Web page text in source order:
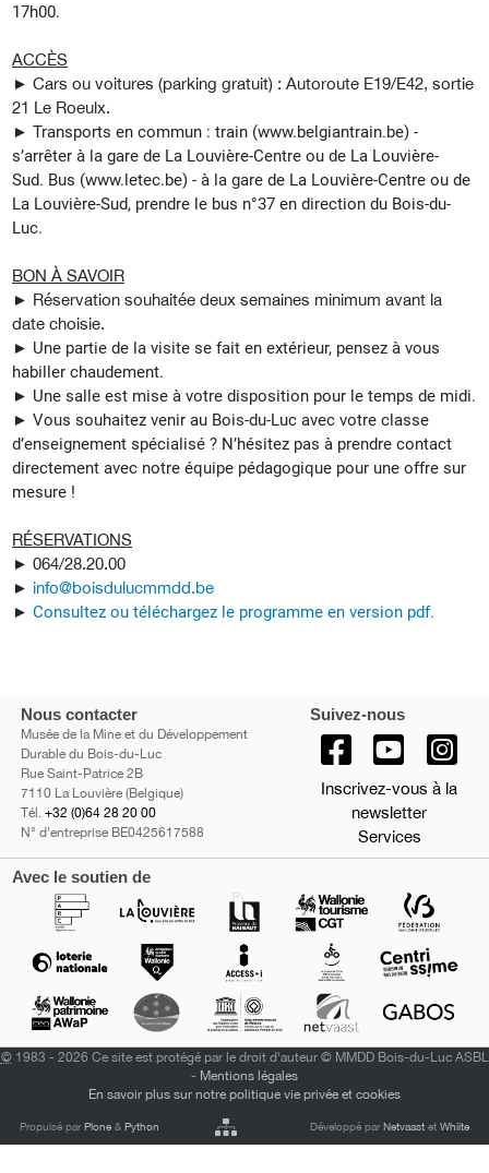
17h00.
ACCÈS
► Cars ou voitures (parking gratuit) : Autoroute E19/E42, sortie
21 Le Roeulx.
► Transports en commun : train (www.belgiantrain.be) -
s’arrêter à la gare de La Louvière-Centre ou de La Louvière-
Sud. Bus (www.letec.be) - à la gare de La Louvière-Centre ou de
La Louvière-Sud, prendre le bus n°37 en direction du Bois-du-
Luc.
BON À SAVOIR
► Réservation souhaitée deux semaines minimum avant la
date choisie.
► Une partie de la visite se fait en extérieur, pensez à vous
habiller chaudement.
► Une salle est mise à votre disposition pour le temps de midi.
► Vous souhaitez venir au Bois-du-Luc avec votre classe
d’enseignement spécialisé ? N’hésitez pas à prendre contact
directement avec notre équipe pédagogique pour une offre sur
mesure !
RÉSERVATIONS
► 064/28.20.00
► info@boisdulucmmdd.be
► Consultez ou téléchargez le programme en version pdf.
Nous contacter
Musée de la Mine et du Développement
Durable du Bois-du-Luc
Rue Saint-Patrice 2B
7110 La Louvière (Belgique)
Tél. +32 (0)64 28 20 00
N° d'entreprise BE0425617588
Suivez-nous
Inscrivez-vous à la
newsletter
Services
Avec le soutien de
©1983 - 2026 Ce site est protégé par le droit d'auteur © MMDD Bois-du-Luc ASBL
- Mentions légales
En savoir plus sur notre politique vie privée et cookies
Propulsé parPlone &Python Développé parNetvaastet Whiite